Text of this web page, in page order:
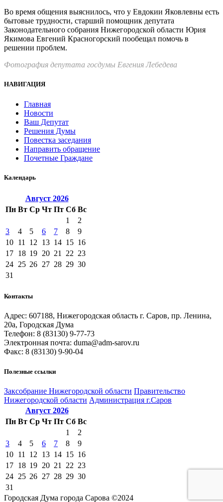
Во время общения выяснилось, что у Евдокии Яковлевны есть
бытовые трудности, старший помощник депутата
Законодательного собрания Нижегородской области Юрия
Якимова Евгений Красногорский пообещал помочь в
решении проблем.
Фотография депутата госдумы Евгения Лебедева
НАВИГАЦИЯ
Главная
Новости
Ваш Депутат
Решения Думы
Повестка заседания
Направить обращение
Почетные Граждане
Календарь
Август 2026
Пн Вт Ср Чт Пт Сб Вс
1
2
3
4 5 6 7 8
9
10 11 12 13 14 15 16
17 18 19 20 21 22 23
24 25 26 27 28 29 30
31
Контакты
Адрес: 607188, Нижегородская область г. Саров, пр. Ленина,
20а, Городская Дума
Телефон: 8 (83130) 9-77-73
Электронная почта: duma@adm-sarov.ru
Факс: 8 (83130) 9-90-04
Полезные ссылки
Закcобрание Нижегородской области Правительство
Нижегородской области Администрация г.Саров
Август 2026
Пн Вт Ср Чт Пт Сб Вс
1
2
3
4 5 6 7 8
9
10 11 12 13 14 15 16
17 18 19 20 21 22 23
24 25 26 27 28 29 30
31
Городская Дума города Сарова ©2024